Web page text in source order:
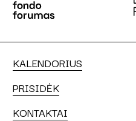
KALENDORIUS
PRISIDĖK
KONTAKTAI